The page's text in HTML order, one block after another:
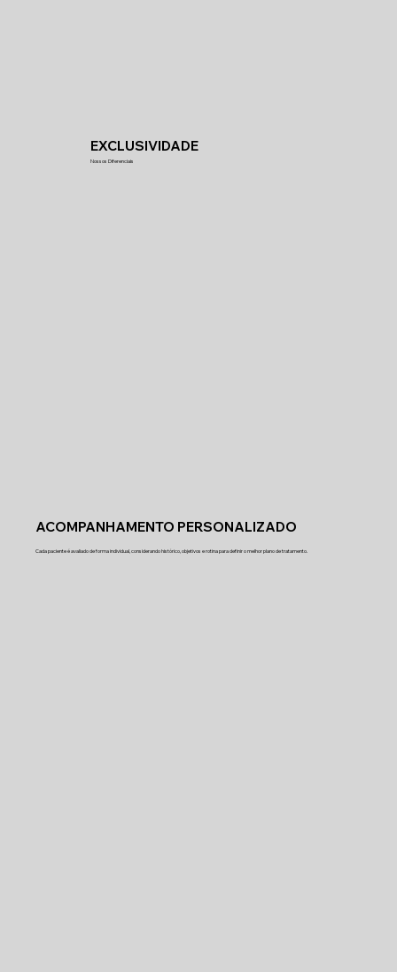
EXCLUSIVIDADE
Nossos Diferenciais
ACOMPANHAMENTO PERSONALIZADO
Cada paciente é avaliado de forma individual, considerando histórico, objetivos e rotina para definir o melhor plano de tratamento.